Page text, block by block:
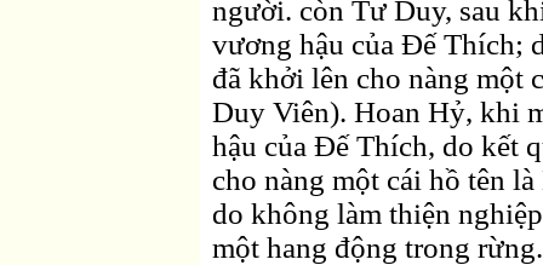
người. còn Tư Duy, sau
vương hậu của Ðế Thích;
đã khởi lên cho nàng một
Duy Viên). Hoan Hỷ, khi
hậu của Ðế Thích, do kết
cho nàng một cái hồ tên
do không làm thiện
một hang động trong rừng.